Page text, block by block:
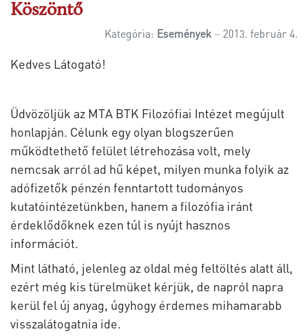
Köszöntő
Kategória: Események 2013. február 4.
Kedves Látogató!
Üdvözöljük az MTA BTK Filozófiai Intézet megújult
honlapján. Célunk egy olyan blogszerűen
működtethető felület létrehozása volt, mely
nemcsak arról ad hű képet, milyen munka folyik az
adófizetők pénzén fenntartott tudományos
kutatóintézetünkben, hanem a filozófia iránt
érdeklődőknek ezen túl is nyújt hasznos
információt.
Mint látható, jelenleg az oldal még feltöltés alatt áll,
ezért még kis türelmüket kérjük, de napról napra
kerül fel új anyag, úgyhogy érdemes mihamarabb
visszalátogatnia ide.